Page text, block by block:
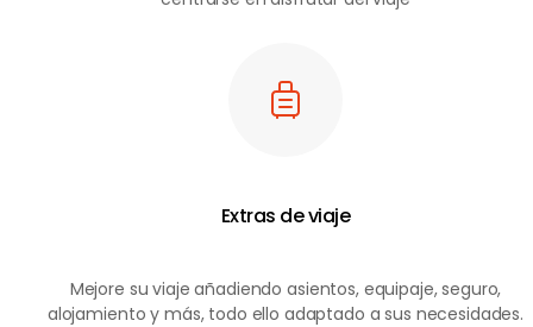
Extras de viaje
Mejore su viaje añadiendo asientos, equipaje, seguro,
alojamiento y más, todo ello adaptado a sus necesidades.